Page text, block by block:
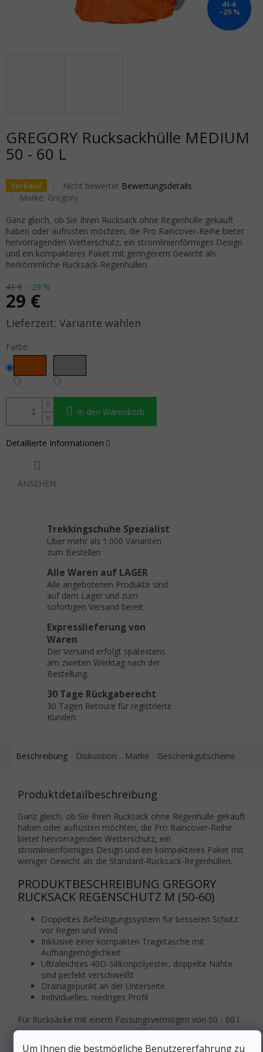
Um Ihnen die bestmögliche Benutzererfahrung zu
41 €
–29 %
GREGORY Rucksackhülle MEDIUM
50 - 60 L
Verkauf Die durchschnittliche Produktbewertung ist 0,0 von
Nicht bewertet Bewertungsdetails
Marke: Gregory
41 € –29 %
29 €
Verkaufspreis: Variante wählen
Farbe
In den Warenkorb
Ganz gleich, ob Sie Ihren Rucksack ohne Regenhülle gekauft
haben oder aufrüsten möchten, die Pro Raincover-Reihe bietet
hervorragenden Wetterschutz, ein stromlinienförmiges Design
und ein kompakteres Paket mit geringerem Gewicht als
herkömmliche Rucksack-Regenhüllen.
Detaillierte Informationen
ANSEHEN
Trekkingschuhe Spezialist
Über mehr als 1.000 Varianten
zum Bestellen
Alle Waren auf LAGER
Alle angebotenen Produkte sind
auf dem Lager und zum
sofortigen Versand bereit.
Expresslieferung von
Waren
Der Versand erfolgt spätestens
am zweiten Werktag nach der
Bestellung.
30 Tage Rückgaberecht
30 Tagen Retoure für registrierte
Kunden.
Beschreibung Diskussion Marke Geschenkgutscheine
Produktdetailbeschreibung
Ganz gleich, ob Sie Ihren Rucksack ohne Regenhülle gekauft
haben oder aufrüsten möchten, die Pro Raincover-Reihe
bietet hervorragenden Wetterschutz, ein
stromlinienförmiges Design und ein kompakteres Paket mit
weniger Gewicht als die Standard-Rucksack-Regenhüllen.
PRODUKTBESCHREIBUNG GREGORY
RUCKSACK REGENSCHUTZ M (50-60)
Doppeltes Befestigungssystem für besseren Schutz
vor Regen und Wind
Inklusive einer kompakten Tragetasche mit
Aufhängemöglichkeit
Ultraleichtes 40D-Silikonpolyester, doppelte Nähte
sind perfekt verschweißt
Drainagepunkt an der Unterseite
Individuelles, niedriges Profil
Für Rucksäcke mit einem Fassungsvermögen von 50 - 60 l